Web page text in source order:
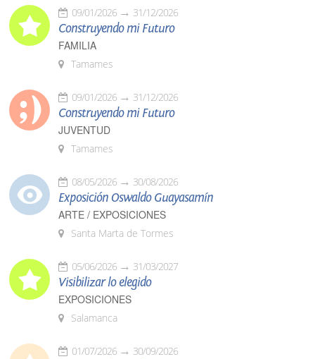
09/01/2026 31/12/2026
Construyendo mi Futuro
FAMILIA
Tamames
09/01/2026 31/12/2026
Construyendo mi Futuro
JUVENTUD
Tamames
08/05/2026 30/08/2026
Exposición Oswaldo Guayasamín
ARTE / EXPOSICIONES
Santa Marta de Tormes
05/06/2026 31/03/2027
Visibilizar lo elegido
EXPOSICIONES
Salamanca
01/07/2026 30/09/2026